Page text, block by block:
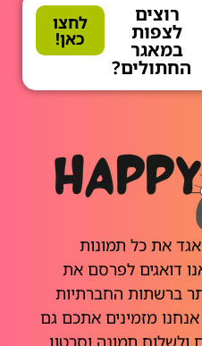
רוצים
לצפות
במאגר
החתולים?
לחצו
כאן!
את כל תמונות
דואגים לפרסם את
ברשתות החברתיות
מזמינים אתכם גם
תמונה וסרטון